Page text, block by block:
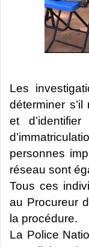
Les
déterminer
et
personnes
réseau sont
Tous ces
au Procureur
la procédure.
La Police